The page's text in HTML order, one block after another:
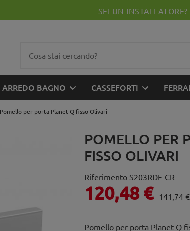
SEI UN
ARREDO BAGNO CASSEFORTI
Pomello per porta Planet Q fisso Olivari
POMELLO PER
FISSO OLIVARI
Riferimento S203RDF-CR
120,48 € 141,74 €
Pomello per porta Planet Q